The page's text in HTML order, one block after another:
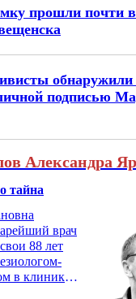
прошли почти
обнаружили
подписью
Александра
тайна
врач
88 лет
в клинике